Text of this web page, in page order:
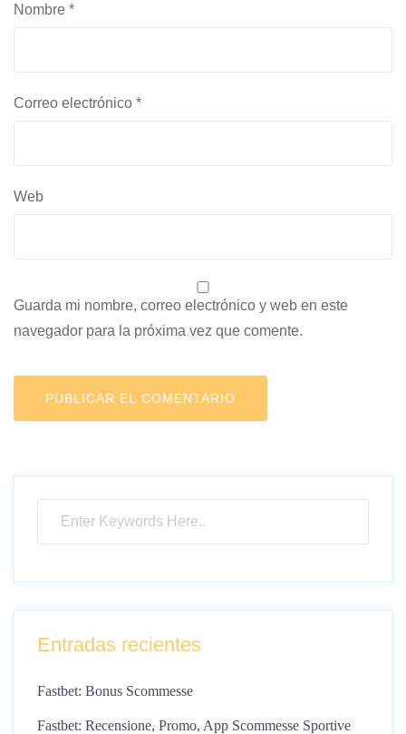
Nombre *
Correo electrónico *
Web
Guarda mi nombre, correo electrónico y web en este
navegador para la próxima vez que comente.
Entradas recientes
Fastbet: Bonus Scommesse
Fastbet: Recensione, Promo, App Scommesse Sportive